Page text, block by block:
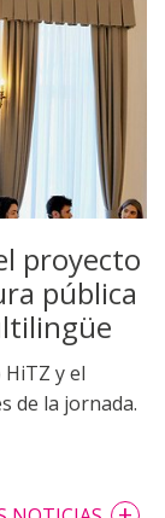
proyecto
pública
y el
de la jornada.